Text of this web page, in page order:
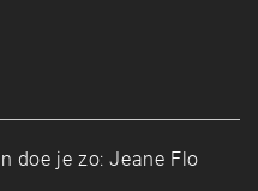
doe je zo: Jeane Flo